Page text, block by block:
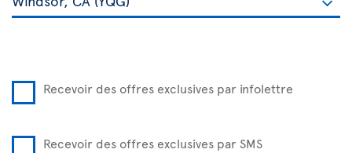
Recevoir des offres exclusives par infolettre
Recevoir des offres exclusives par SMS